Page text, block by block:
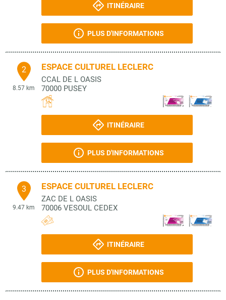
ITINÉRAIRE
PLUS D'INFORMATIONS
2
8.57 km
ESPACE CULTUREL LECLERC
CCAL DE L OASIS
70000 PUSEY
ITINÉRAIRE
PLUS D'INFORMATIONS
3
9.47 km
ESPACE CULTUREL LECLERC
ZAC DE L OASIS
70006 VESOUL CEDEX
ITINÉRAIRE
PLUS D'INFORMATIONS